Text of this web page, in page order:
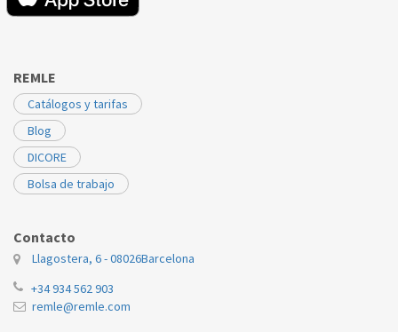
REMLE
Catálogos y tarifas
Blog
DICORE
Bolsa de trabajo
Contacto
Llagostera, 6 - 08026Barcelona
+34 934 562 903
remle@remle.com